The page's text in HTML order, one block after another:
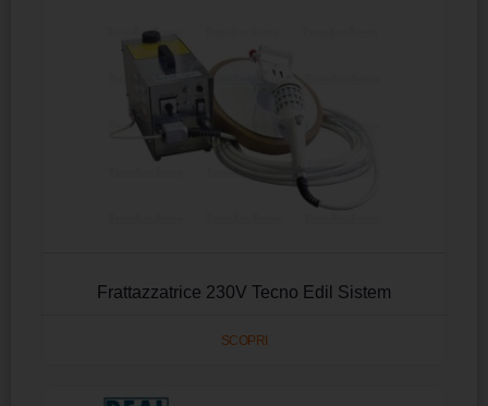
Frattazzatrice 230V Tecno Edil Sistem
SCOPRI